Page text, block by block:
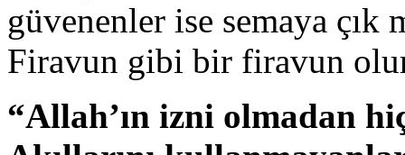
güvenenler ise semaya çık
Firavun gibi bir firavun
“Allah’ın izni olmadan